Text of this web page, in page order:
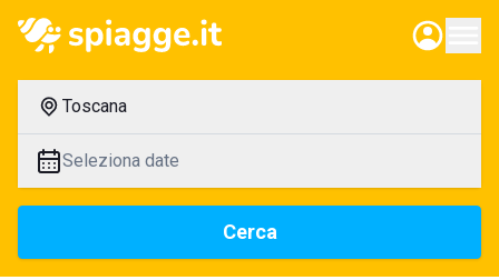
Toscana
Seleziona date
Cerca